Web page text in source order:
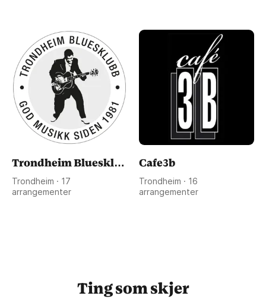
Trondheim Bluesklubb
Trondheim · 17
arrangementer
Cafe3b
Trondheim · 16
arrangementer
Ting som skjer